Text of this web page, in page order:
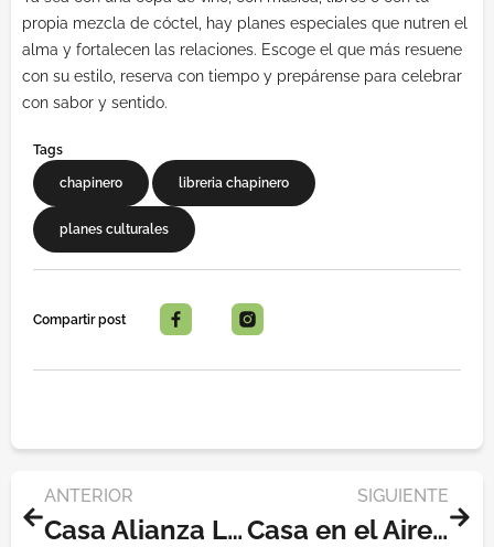
propia mezcla de cóctel, hay planes especiales que nutren el
alma y fortalecen las relaciones. Escoge el que más resuene
con su estilo, reserva con tiempo y prepárense para celebrar
con sabor y sentido.
Tags
chapinero
libreria chapinero
planes culturales
Compartir post
ANTERIOR
Casa Alianza Literatura & Cultura | Espacio Cultural y Literario en Bogotá
SIGUIENTE
Casa en el Aire de Leandro Erlich: arte suspendido en Chapinero